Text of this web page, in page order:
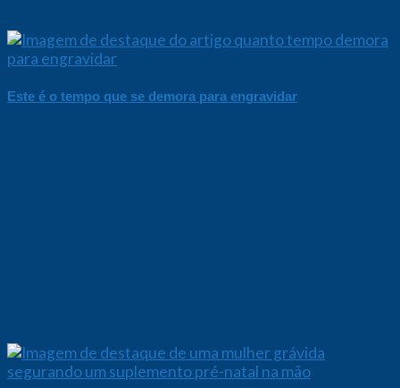
Este é o tempo que se demora para engravidar